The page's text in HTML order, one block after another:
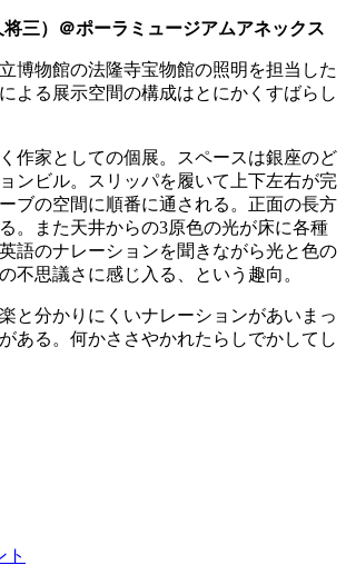
将三）＠ポーラミュージアムアネックス
博物館の法隆寺宝物館の照明を担当した
よる展示空間の構成はとにかくすばらし
作家としての個展。スペースは銀座のど
ンビル。スリッパを履いて上下左右が完
ブの空間に順番に通される。正面の長方
。また天井からの3原色の光が床に各種
語のナレーションを聞きながら光と色の
不思議さに感じ入る、という趣向。
と分かりにくいナレーションがあいまっ
ある。何かささやかれたらしでかしてし
ト